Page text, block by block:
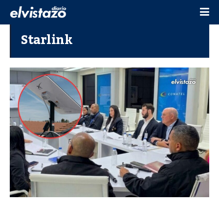
Starlink